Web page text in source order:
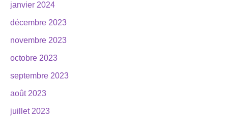
janvier 2024
décembre 2023
novembre 2023
octobre 2023
septembre 2023
août 2023
juillet 2023